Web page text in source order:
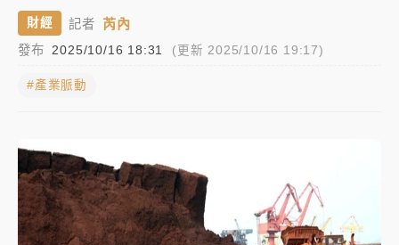
砸落毀車
金控第2季海外曝險破31兆創高 日本年增45%居冠
韓股最壞時期已過？大摩估去槓桿完成逾半 波動率降
至2個月低
「白海豚」雨炸新北！通報109件災情 侯友宜揭這類災
損最多
財經 記者 芮內
發布 2025/10/16 18:31 (更新 2025/10/16 19:17)
#產業脈動